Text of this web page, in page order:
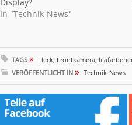
In "Technik-News"
TAGS » Fleck, Frontkamera,
VERÖFFENTLICHT IN » Technik-News